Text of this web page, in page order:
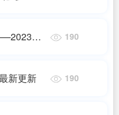
最
190
新更新 190